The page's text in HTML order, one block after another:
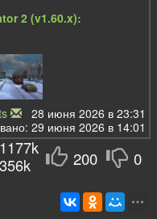
2 (v1.60.x):
28 июня 2026 в 23:31
29 июня 2026 в 14:01
200 0
1177k
356k